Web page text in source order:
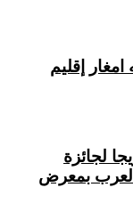
إقليم
لجائزة
العرب بمعرض